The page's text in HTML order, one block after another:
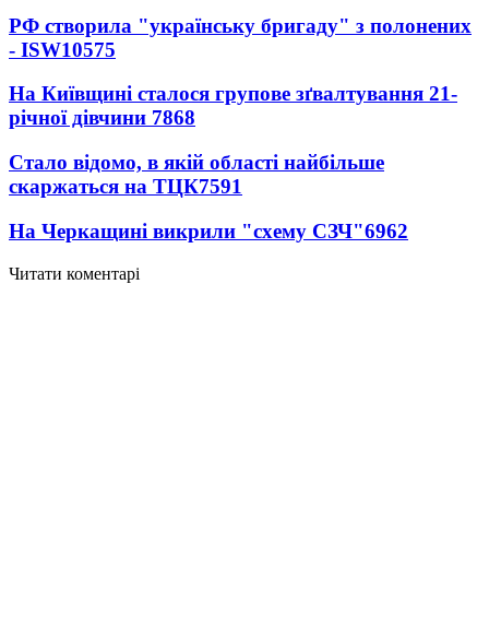
РФ створила "українську бригаду" з полонених
- ISW10575
На Київщині сталося групове зґвалтування 21-
річної дівчини 7868
Стало відомо, в якій області найбільше
скаржаться на ТЦК7591
На Черкащині викрили "схему СЗЧ"6962
Читати коментарі